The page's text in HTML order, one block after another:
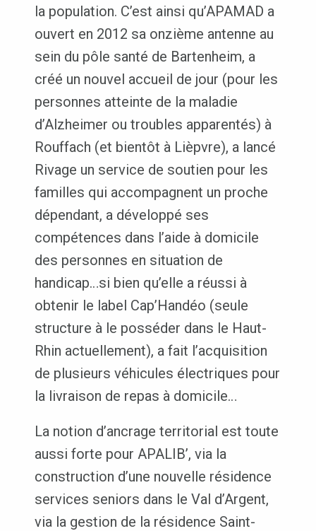
la population. C’est ainsi qu’APAMAD a
ouvert en 2012 sa onzième antenne au
sein du pôle santé de Bartenheim, a
créé un nouvel accueil de jour (pour les
personnes atteinte de la maladie
d’Alzheimer ou troubles apparentés) à
Rouffach (et bientôt à Lièpvre), a lancé
Rivage un service de soutien pour les
familles qui accompagnent un proche
dépendant, a développé ses
compétences dans l’aide à domicile
des personnes en situation de
handicap…si bien qu’elle a réussi à
obtenir le label Cap’Handéo (seule
structure à le posséder dans le Haut-
Rhin actuellement), a fait l’acquisition
de plusieurs véhicules électriques pour
la livraison de repas à domicile…
La notion d’ancrage territorial est toute
aussi forte pour APALIB’, via la
construction d’une nouvelle résidence
services seniors dans le Val d’Argent,
via la gestion de la résidence Saint-